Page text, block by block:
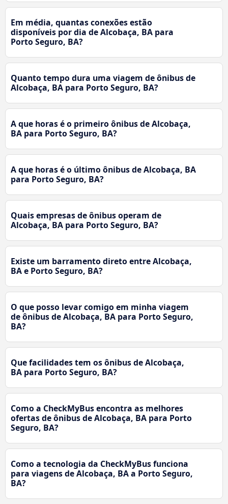
Em média, quantas conexões estão
disponíveis por dia de Alcobaça, BA para
Porto Seguro, BA?
Quanto tempo dura uma viagem de ônibus de
Alcobaça, BA para Porto Seguro, BA?
A que horas é o primeiro ônibus de Alcobaça,
BA para Porto Seguro, BA?
A que horas é o último ônibus de Alcobaça, BA
para Porto Seguro, BA?
Quais empresas de ônibus operam de
Alcobaça, BA para Porto Seguro, BA?
Existe um barramento direto entre Alcobaça,
BA e Porto Seguro, BA?
O que posso levar comigo em minha viagem
de ônibus de Alcobaça, BA para Porto Seguro,
BA?
Que facilidades tem os ônibus de Alcobaça,
BA para Porto Seguro, BA?
Como a CheckMyBus encontra as melhores
ofertas de ônibus de Alcobaça, BA para Porto
Seguro, BA?
Como a tecnologia da CheckMyBus funciona
para viagens de Alcobaça, BA a Porto Seguro,
BA?